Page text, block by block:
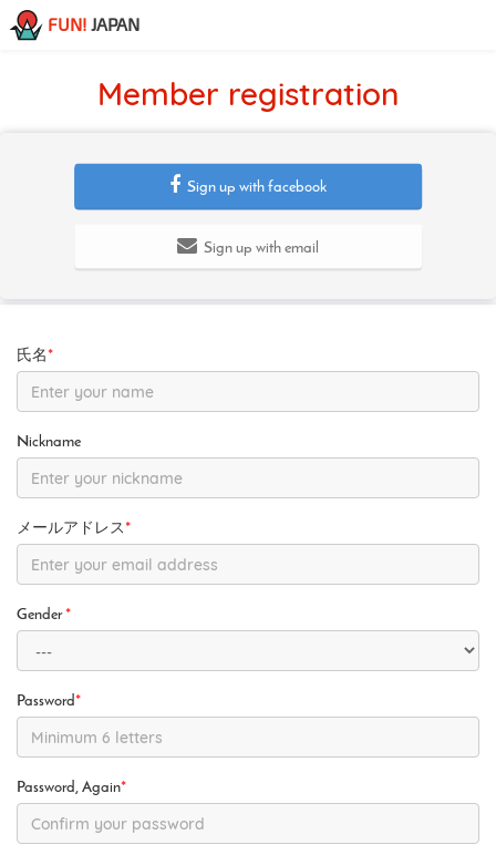
FUN! JAPAN
Member registration
Sign up with facebook
Sign up with email
氏名 *
Nickname
メールアドレス *
Gender *
Password*
Password, Again*